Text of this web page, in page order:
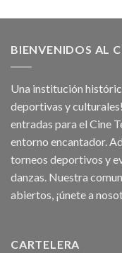
BIENVENIDOS AL
Una institución
deportivas y
entradas para el Cine
entorno encantador.
torneos deportivos y
danzas. Nuestra
abiertos, ¡únete a
CARTELERA